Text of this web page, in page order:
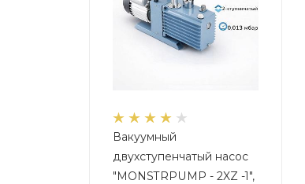
Вакуумный
двухступенчатый насос
"MONSTRPUMP - 2XZ -1",